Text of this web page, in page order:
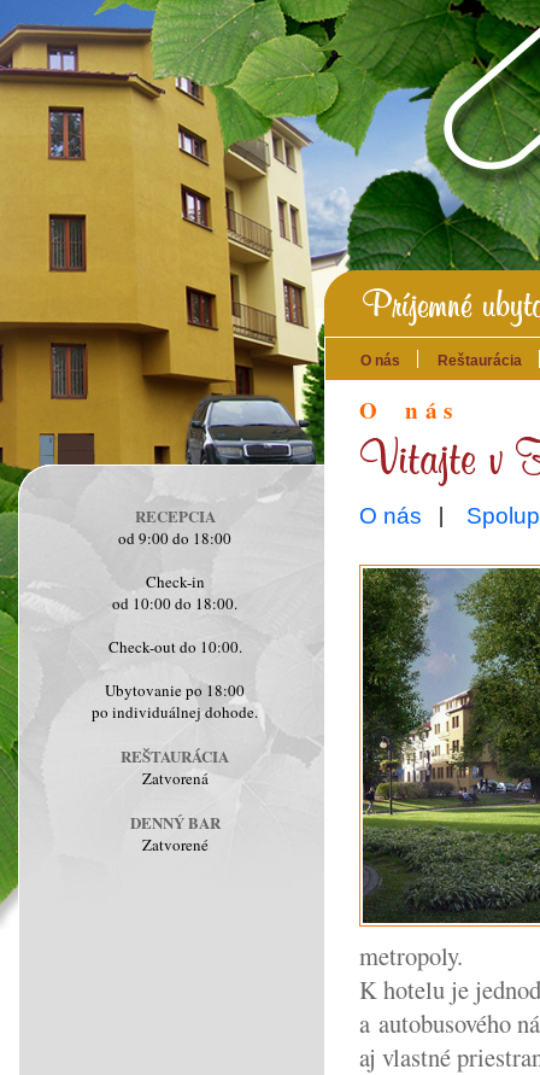
RECEPCIA
od 9:00 do 18:00
Check-in
od 10:00 do 18:00.
Check-out do 10:00.
Ubytovanie po 18:00
po individuálnej dohode.
REŠTAURÁCIA
Zatvorená
DENNÝ BAR
Zatvorené
O nás Reštaurácia
O n á s
O nás |
metropoly.
K hotelu je
a autobusového
aj vlastné